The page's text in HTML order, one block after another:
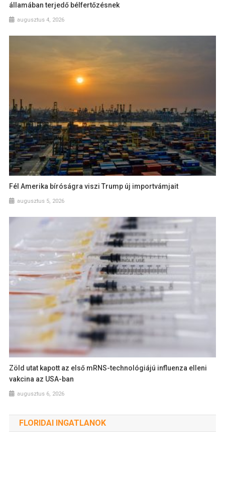
államában terjedő bélfertőzésnek
augusztus 4, 2026
Fél Amerika bíróságra viszi Trump új importvámjait
augusztus 5, 2026
Zöld utat kapott az első mRNS-technológiájú influenza elleni
vakcina az USA-ban
augusztus 6, 2026
FLORIDAI INGATLANOK